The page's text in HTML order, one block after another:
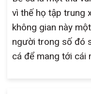
vì thế họ tập trung
không gian này
người trong số đó
cá để mang tới cái